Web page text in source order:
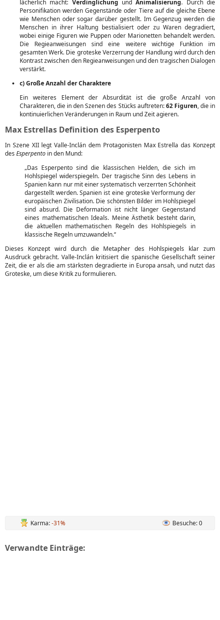
lächerlich macht: Verdinglichung undAnimalisierung. Durch die
Personifikation werden Gegenstände oder Tiere auf die gleiche Ebene
wie Menschen oder sogar darüber gestellt. Im Gegenzug werden die
Menschen in ihrer Haltung bestialisiert oder zu Waren degradiert,
wobei einige Figuren wie Puppen oder Marionetten behandelt werden.
Die Regieanweisungen sind eine weitere wichtige Funktion im
gesamten Werk. Die groteske Verzerrung der Handlung wird durch den
Kontrast zwischen den Regieanweisungen und den tragischen Dialogen
verstärkt.
c) Große Anzahl der Charaktere
Ein weiteres Element der Absurdität ist die große Anzahl von
Charakteren, die in den Szenen des Stücks auftreten:62 Figuren, die in
kontinuierlichen Veränderungen in Raum und Zeit agieren.
Max Estrellas Definition des Esperpento
In Szene XII legt Valle-Inclán dem Protagonisten Max Estrella das Konzept
des Esperpento in den Mund:
„Das Esperpento sind die klassischen Helden, die sich im
Hohlspiegel widerspiegeln. Der tragische Sinn des Lebens in
Spanien kann nur mit einer systematisch verzerrten Schönheit
dargestellt werden. Spanien ist eine groteske Verformung der
europäischen Zivilisation. Die schönsten Bilder im Hohlspiegel
sind absurd. Die Deformation ist nicht länger Gegenstand
eines mathematischen Ideals. Meine Ästhetik besteht darin,
die aktuellen mathematischen Regeln des Hohlspiegels in
klassische Regeln umzuwandeln.“
Dieses Konzept wird durch die Metapher des Hohlspiegels klar zum
Ausdruck gebracht. Valle-Inclán kritisiert die spanische Gesellschaft seiner
Zeit, die er als die am stärksten degradierte in Europa ansah, und nutzt das
Groteske, um diese Kritik zu formulieren.
Karma:-31% Besuche: 0
Verwandte Einträge: